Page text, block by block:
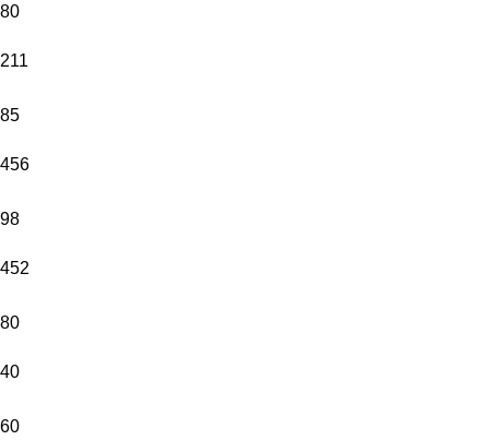
80
211
85
456
98
452
80
40
60